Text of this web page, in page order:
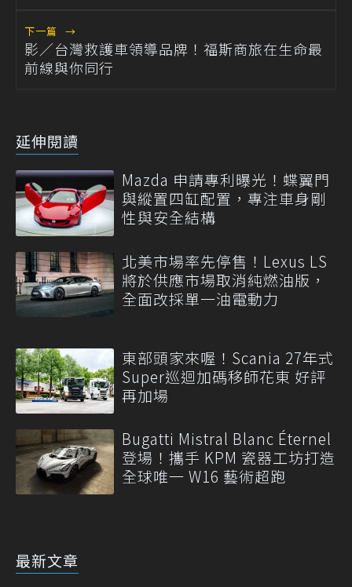
下一篇 →
影／台灣救護車領導品牌！福斯商旅在生命最
前線與你同行
延伸閱讀
Mazda 申請專利曝光！蝶翼門
與縱置四缸配置，專注車身剛
性與安全結構
北美市場率先停售！Lexus LS
將於供應市場取消純燃油版，
全面改採單一油電動力
東部頭家來喔！Scania 27年式
Super巡迴加碼移師花東 好評
再加場
Bugatti Mistral Blanc Éternel
登場！攜手 KPM 瓷器工坊打造
全球唯一 W16 藝術超跑
最新文章